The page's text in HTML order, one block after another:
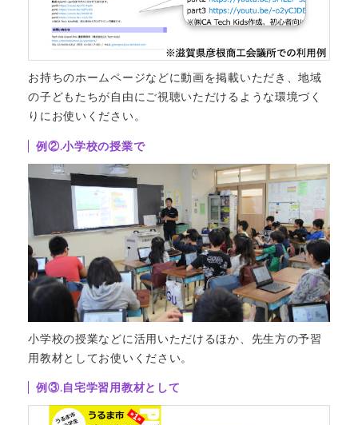
お持ちのホームページなどに動画を掲載いただき、地域
の子どもたちが自由にご視聴いただけるような環境づく
りにお使いください。
例②.小学校の授業で
小学校の授業などに活用いただけるほか、先生方の予習
用教材としてお使いください。
例③.自宅学習用教材として